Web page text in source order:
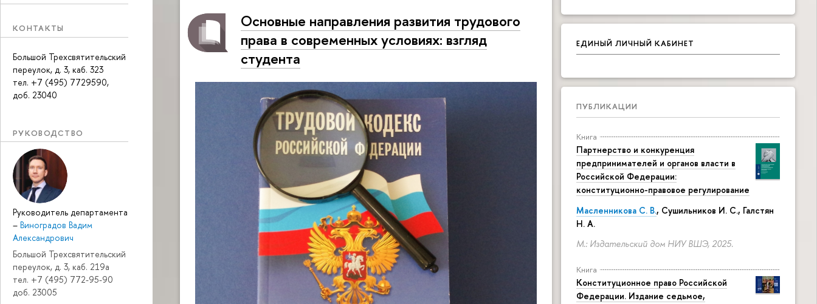
КОНТАКТЫ
Большой Трехсвятительский
переулок, д. 3, каб. 323
тел. +7 (495) 7729590,
доб. 23040
РУКОВОДСТВО
Руководитель департамента
– Виноградов Вадим
Александрович
Большой Трехсвятительский
переулок, д. 3, каб. 219a
тел. +7 (495) 772-95-90
доб. 23005
ЕДИНЫЙ ЛИЧНЫЙ КАБИНЕТ
ПУБЛИКАЦИИ
Книга
Партнерство и конкуренция
предпринимателей и органов власти в
Российской Федерации:
конституционно-правовое регулирование
Масленникова С. В., Сушильников И. С., Галстян
Н. А.
М.: Издательский дом НИУ ВШЭ, 2025.
Книга
Конституционное право Российской
Федерации. Издание седьмое,
Основные направления развития трудового
права в современных условиях: взгляд
студента